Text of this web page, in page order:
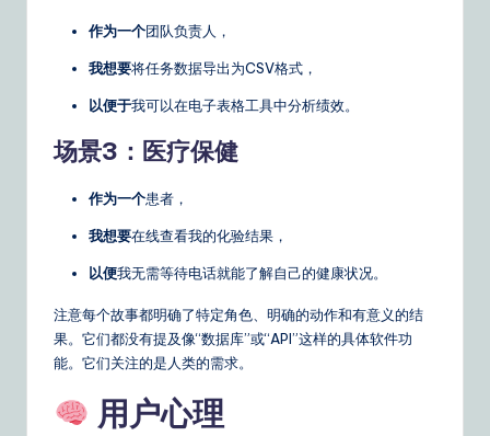
作为一个团队负责人，
我想要将任务数据导出为CSV格式，
以便于我可以在电子表格工具中分析绩效。
场景3：医疗保健
作为一个患者，
我想要在线查看我的化验结果，
以便我无需等待电话就能了解自己的健康状况。
注意每个故事都明确了特定角色、明确的动作和有意义的结
果。它们都没有提及像“数据库”或“API”这样的具体软件功
能。它们关注的是人类的需求。
用户心理